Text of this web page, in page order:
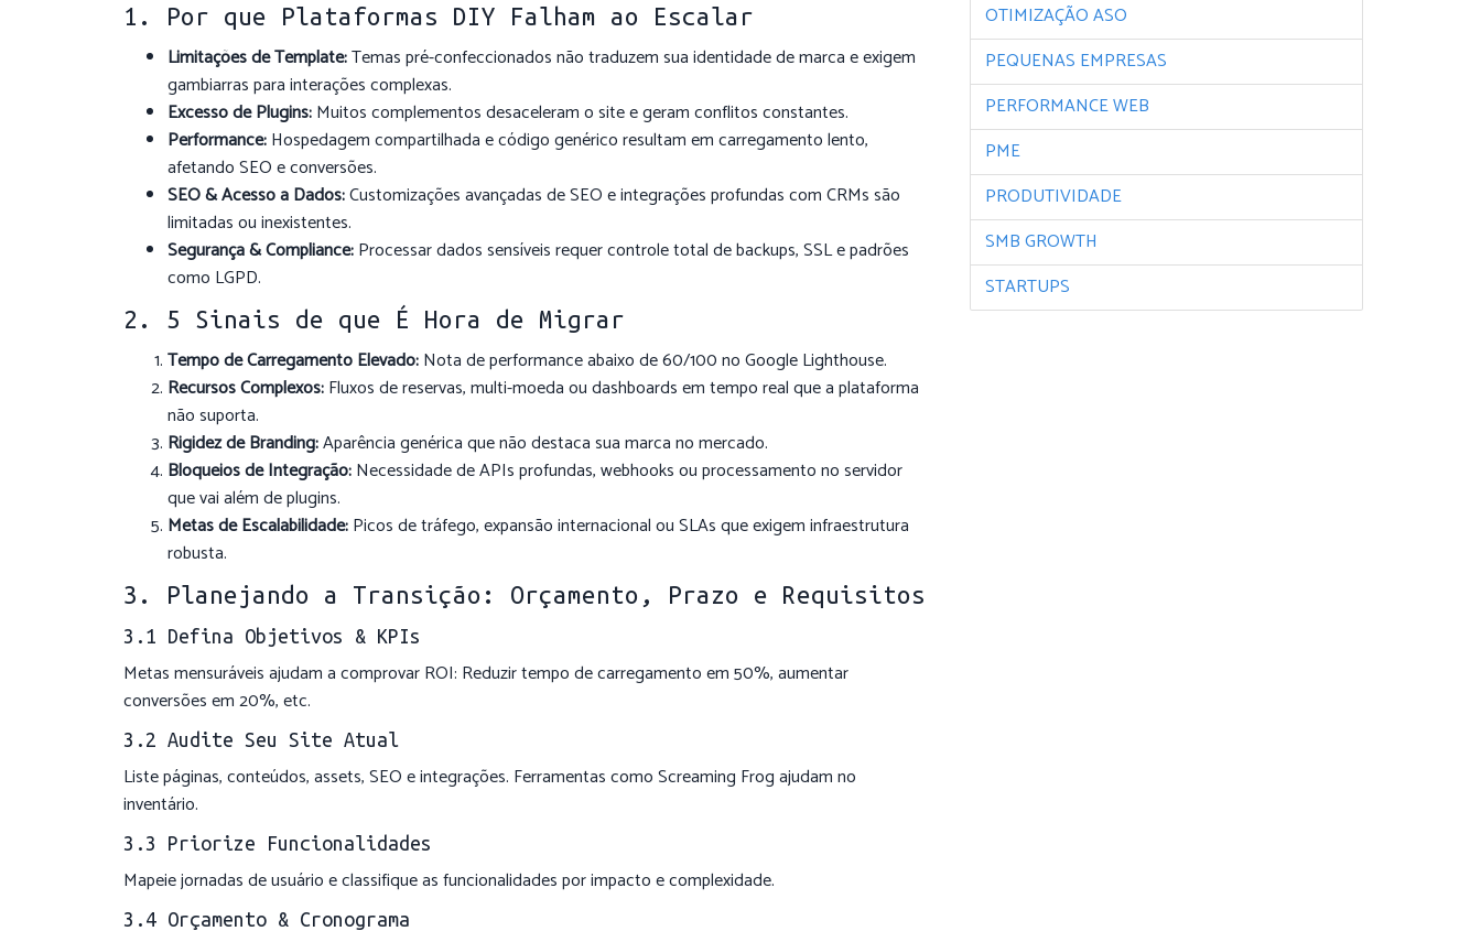
1. Por que Plataformas DIY Falham ao Escalar
Limitações de Template:Temas pré-confeccionados não traduzem sua identidade de marca e exigem
gambiarras para interações complexas.
Excesso de Plugins:Muitos complementos desaceleram o site e geram conflitos constantes.
Performance:Hospedagem compartilhada e código genérico resultam em carregamento lento,
afetando SEO e conversões.
SEO & Acesso a Dados:Customizações avançadas de SEO e integrações profundas com CRMs são
limitadas ou inexistentes.
Segurança & Compliance:Processar dados sensíveis requer controle total de backups, SSL e padrões
como LGPD.
2. 5 Sinais de que É Hora de Migrar
Tempo de Carregamento Elevado:Nota de performance abaixo de 60/100 no Google Lighthouse.
Recursos Complexos:Fluxos de reservas, multi-moeda ou dashboards em tempo real que a plataforma
não suporta.
Rigidez de Branding:Aparência genérica que não destaca sua marca no mercado.
Bloqueios de Integração:Necessidade de APIs profundas, webhooks ou processamento no servidor
que vai além de plugins.
Metas de Escalabilidade:Picos de tráfego, expansão internacional ou SLAs que exigem infraestrutura
robusta.
3. Planejando a Transição: Orçamento, Prazo e Requisitos
3.1 Defina Objetivos & KPIs
Metas mensuráveis ajudam a comprovar ROI: Reduzir tempo de carregamento em 50%, aumentar
conversões em 20%, etc.
3.2 Audite Seu Site Atual
Liste páginas, conteúdos, assets, SEO e integrações. Ferramentas como Screaming Frog ajudam no
inventário.
3.3 Priorize Funcionalidades
Mapeie jornadas de usuário e classifique as funcionalidades por impacto e complexidade.
3.4 Orçamento & Cronograma
OTIMIZAÇÃO ASO
PEQUENAS EMPRESAS
PERFORMANCE WEB
PME
PRODUTIVIDADE
SMB GROWTH
STARTUPS